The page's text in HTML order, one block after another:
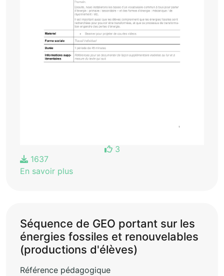
3
1637
En savoir plus
Séquence de GEO portant sur les
énergies fossiles et renouvelables
(productions d'élèves)
Référence pédagogique